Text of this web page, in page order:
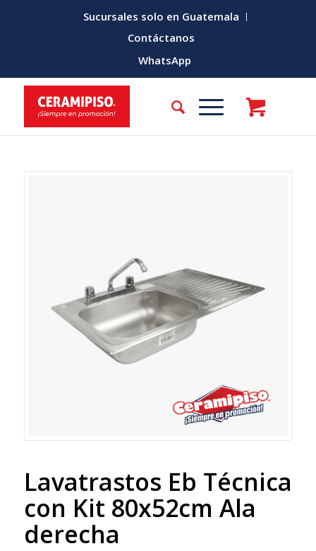
Sucursales solo en Guatemala
Contáctanos
WhatsApp
Lavatrastos Eb Técnica
con Kit 80x52cm Ala
derecha